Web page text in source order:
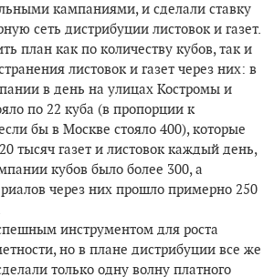
кампаниями, и сделали ставку
сеть дистрибуции листовок и газет.
план как по количеству кубов, так и
листовок и газет через них: в
в день на улицах Костромы и
по 22 куба (в пропорции к
бы в Москве стояло 400), которые
тысяч газет и листовок каждый день,
кубов было более 300, а
через них прошло примерно 250
инструментом для роста
но в плане дистрибуции все же
только одну волну платного